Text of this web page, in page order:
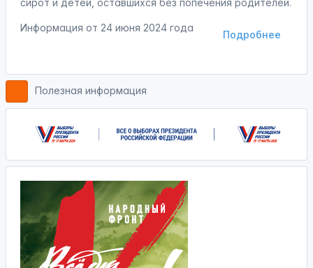
сирот и детей, оставшихся без попечения родителей.
Подробнее
Информация от 24 июня 2024 года
Полезная информация